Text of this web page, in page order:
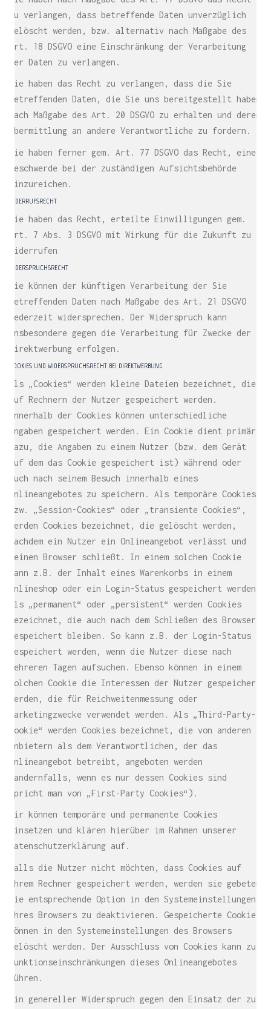
zu verlangen, dass betreffende Daten unverzüglich
gelöscht werden, bzw. alternativ nach Maßgabe des
Art. 18 DSGVO eine Einschränkung der Verarbeitung
der Daten zu verlangen.
Sie haben das Recht zu verlangen, dass die Sie
betreffenden Daten, die Sie uns bereitgestellt haben
nach Maßgabe des Art. 20 DSGVO zu erhalten und deren
Übermittlung an andere Verantwortliche zu fordern.
Sie haben ferner gem. Art. 77 DSGVO das Recht, eine
Beschwerde bei der zuständigen Aufsichtsbehörde
einzureichen.
WIDERRUFSRECHT
Sie haben das Recht, erteilte Einwilligungen gem.
Art. 7 Abs. 3 DSGVO mit Wirkung für die Zukunft zu
widerrufen
WIDERSPRUCHSRECHT
Sie können der künftigen Verarbeitung der Sie
betreffenden Daten nach Maßgabe des Art. 21 DSGVO
jederzeit widersprechen. Der Widerspruch kann
insbesondere gegen die Verarbeitung für Zwecke der
Direktwerbung erfolgen.
COOKIES UND WIDERSPRUCHSRECHT BEI DIREKTWERBUNG
Als „Cookies“ werden kleine Dateien bezeichnet, die
auf Rechnern der Nutzer gespeichert werden.
Innerhalb der Cookies können unterschiedliche
Angaben gespeichert werden. Ein Cookie dient primär
dazu, die Angaben zu einem Nutzer (bzw. dem Gerät
auf dem das Cookie gespeichert ist) während oder
auch nach seinem Besuch innerhalb eines
Onlineangebotes zu speichern. Als temporäre Cookies,
bzw. „Session-Cookies“ oder „transiente Cookies“,
werden Cookies bezeichnet, die gelöscht werden,
nachdem ein Nutzer ein Onlineangebot verlässt und
seinen Browser schließt. In einem solchen Cookie
kann z.B. der Inhalt eines Warenkorbs in einem
Onlineshop oder ein Login-Status gespeichert werden.
Als „permanent“ oder „persistent“ werden Cookies
bezeichnet, die auch nach dem Schließen des Browsers
gespeichert bleiben. So kann z.B. der Login-Status
gespeichert werden, wenn die Nutzer diese nach
mehreren Tagen aufsuchen. Ebenso können in einem
solchen Cookie die Interessen der Nutzer gespeichert
werden, die für Reichweitenmessung oder
Marketingzwecke verwendet werden. Als „Third-Party-
Cookie“ werden Cookies bezeichnet, die von anderen
Anbietern als dem Verantwortlichen, der das
Onlineangebot betreibt, angeboten werden
(andernfalls, wenn es nur dessen Cookies sind
spricht man von „First-Party Cookies“).
Wir können temporäre und permanente Cookies
einsetzen und klären hierüber im Rahmen unserer
Datenschutzerklärung auf.
Falls die Nutzer nicht möchten, dass Cookies auf
ihrem Rechner gespeichert werden, werden sie gebeten
die entsprechende Option in den Systemeinstellungen
ihres Browsers zu deaktivieren. Gespeicherte Cookies
können in den Systemeinstellungen des Browsers
gelöscht werden. Der Ausschluss von Cookies kann zu
Funktionseinschränkungen dieses Onlineangebotes
führen.
Ein genereller Widerspruch gegen den Einsatz der zu